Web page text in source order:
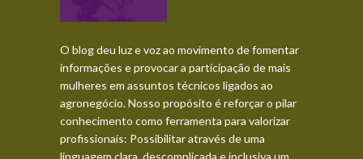
O blog deu luz e voz ao movimento de fomentar
informações e provocar a participação de mais
mulheres em assuntos técnicos ligados ao
agronegócio. Nosso propósito é reforçar o pilar
conhecimento como ferramenta para valorizar
profissionais: Possibilitar através de uma